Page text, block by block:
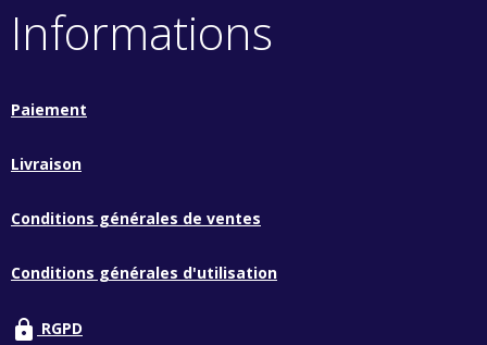
Informations
Paiement
Livraison
Conditions générales de ventes
Conditions générales d'utilisation
lock RGPD